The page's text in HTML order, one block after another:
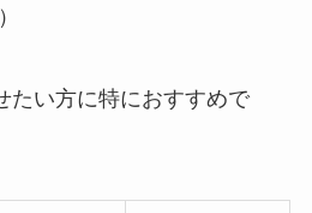
たい方に特におすすめで